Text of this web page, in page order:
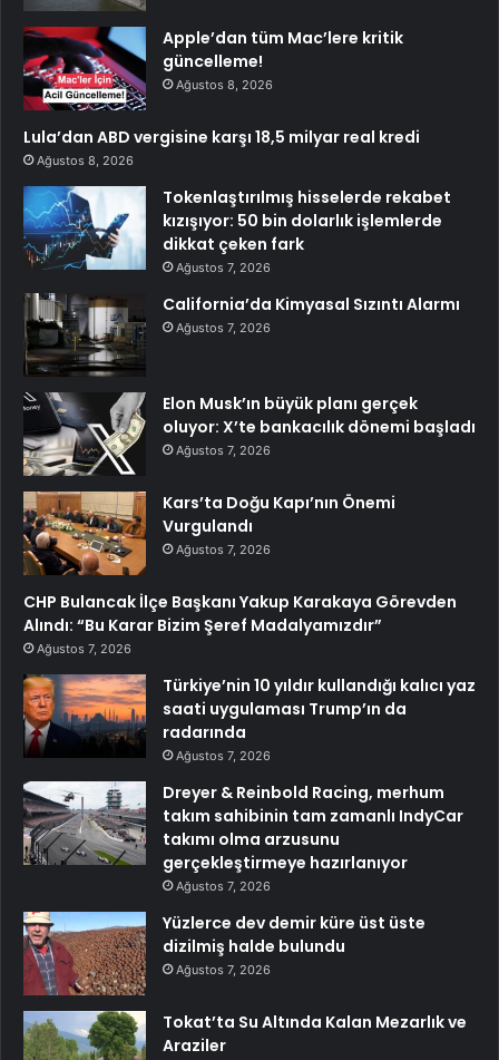
Apple’dan tüm Mac’lere kritik
güncelleme!
Ağustos 8, 2026
Lula’dan ABD vergisine karşı 18,5 milyar real kredi
Ağustos 8, 2026
Tokenlaştırılmış hisselerde rekabet
kızışıyor: 50 bin dolarlık işlemlerde
dikkat çeken fark
Ağustos 7, 2026
California’da Kimyasal Sızıntı Alarmı
Ağustos 7, 2026
Elon Musk’ın büyük planı gerçek
oluyor: X’te bankacılık dönemi başladı
Ağustos 7, 2026
Kars’ta Doğu Kapı’nın Önemi
Vurgulandı
Ağustos 7, 2026
CHP Bulancak İlçe Başkanı Yakup Karakaya Görevden
Alındı: “Bu Karar Bizim Şeref Madalyamızdır”
Ağustos 7, 2026
Türkiye’nin 10 yıldır kullandığı kalıcı yaz
saati uygulaması Trump’ın da
radarında
Ağustos 7, 2026
Dreyer & Reinbold Racing, merhum
takım sahibinin tam zamanlı IndyCar
takımı olma arzusunu
gerçekleştirmeye hazırlanıyor
Ağustos 7, 2026
Yüzlerce dev demir küre üst üste
dizilmiş halde bulundu
Ağustos 7, 2026
Tokat’ta Su Altında Kalan Mezarlık ve
Araziler